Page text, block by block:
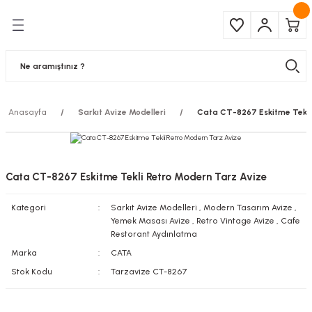
Anasayfa Sarkıt Avize Modelleri Cata CT-8267 Eskitme
Cata CT-8267 Eskitme Tekli Retro Modern Tarz Avize
Kategori Sarkıt Avize Modelleri , Modern Tasarım Avize ,
Yemek Masası Avize , Retro Vintage Avize , Cafe
Restorant Aydınlatma
Marka
CATA
Stok Kodu
Tarzavize CT-8267